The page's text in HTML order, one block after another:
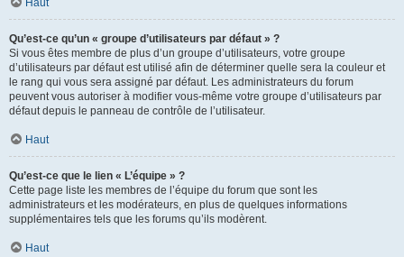
Haut
Qu’est-ce qu’un « groupe d’utilisateurs par défaut » ?
Si vous êtes membre de plus d’un groupe d’utilisateurs, votre groupe
d’utilisateurs par défaut est utilisé afin de déterminer quelle sera la couleur et
le rang qui vous sera assigné par défaut. Les administrateurs du forum
peuvent vous autoriser à modifier vous-même votre groupe d’utilisateurs par
défaut depuis le panneau de contrôle de l’utilisateur.
Haut
Qu’est-ce que le lien « L’équipe » ?
Cette page liste les membres de l’équipe du forum que sont les
administrateurs et les modérateurs, en plus de quelques informations
supplémentaires tels que les forums qu’ils modèrent.
Haut